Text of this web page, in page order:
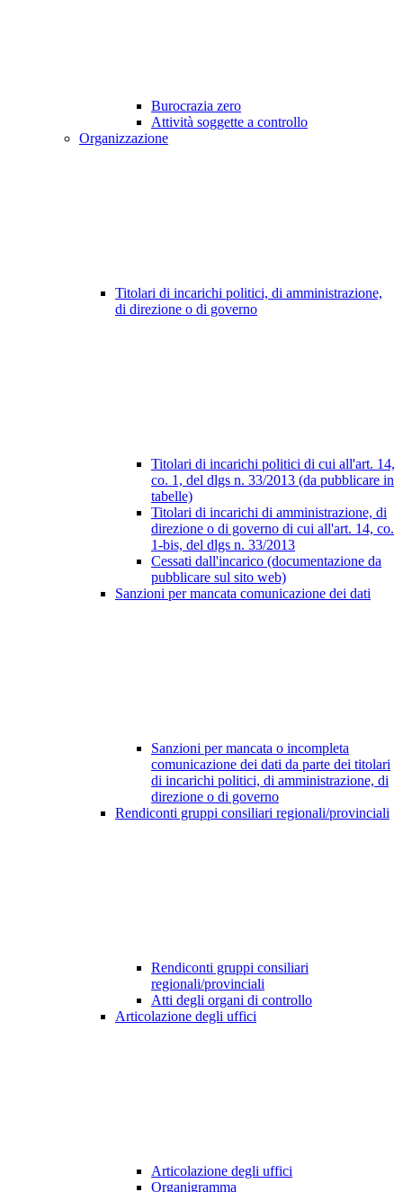
Burocrazia zero
Attività soggette a controllo
Organizzazione
Titolari di incarichi politici, di amministrazione,
di direzione o di governo
Titolari di incarichi politici di cui all'art. 14,
co. 1, del dlgs n. 33/2013 (da pubblicare in
tabelle)
Titolari di incarichi di amministrazione, di
direzione o di governo di cui all'art. 14, co.
1-bis, del dlgs n. 33/2013
Cessati dall'incarico (documentazione da
pubblicare sul sito web)
Sanzioni per mancata comunicazione dei dati
Sanzioni per mancata o incompleta
comunicazione dei dati da parte dei titolari
di incarichi politici, di amministrazione, di
direzione o di governo
Rendiconti gruppi consiliari regionali/provinciali
Rendiconti gruppi consiliari
regionali/provinciali
Atti degli organi di controllo
Articolazione degli uffici
Articolazione degli uffici
Organigramma